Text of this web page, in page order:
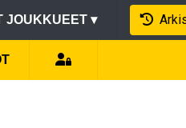
JOUKKUEET ▾